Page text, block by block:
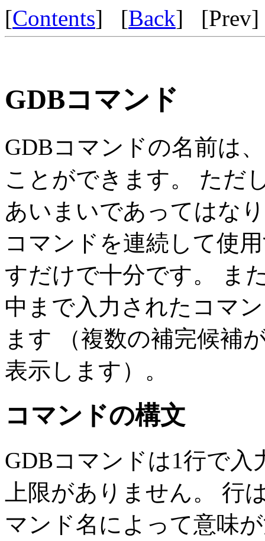
[Contents] [Back] [Prev
GDBコマンド
GDBコマンドの名前は
ことができます。 ただ
あいまいであってはな
コマンドを連続して使
すだけで十分です。 ま
中まで入力されたコマ
ます （複数の補完候補
表示します）。
コマンドの構文
GDBコマンドは1行で
上限がありません。 行
マンド名によって意味